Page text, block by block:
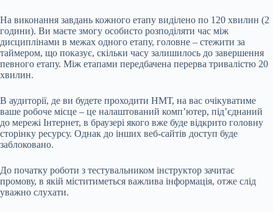
На виконання завдань кожного етапу виділено по 120 хвилин (2
години). Ви маєте змогу особисто розподіляти час між
дисциплінами в межах одного етапу, головне – стежити за
таймером, що показує, скільки часу залишилось до завершення
певного етапу. Між етапами передбачена перерва тривалістю 20
хвилин.
В аудиторії, де ви будете проходити НМТ, на вас очікуватиме
ваше робоче місце – це налаштований комп’ютер, під’єднаний
до мережі Інтернет, в браузері якого вже буде відкрито головну
сторінку ресурсу. Однак до інших веб-сайтів доступ буде
заблоковано.
До початку роботи з тестувальником інструктор зачитає
промову, в якій міститиметься важлива інформація, отже слід
уважно слухати.